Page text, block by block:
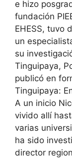
e hizo
fundación
EHESS, tuvo
un
su
Tinguipaya,
publicó en
Tinguipaya:
A un inicio
vivido allí
varias
ha sido
director